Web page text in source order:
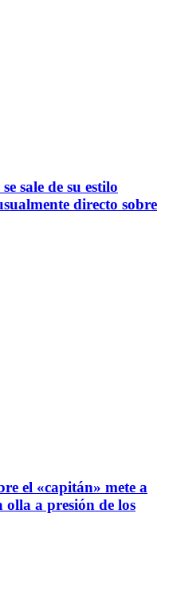
sale de su estilo
directo sobre
el «capitán» mete a
a presión de los